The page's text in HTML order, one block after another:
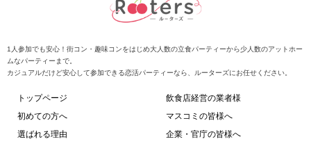
1人参加でも安心！街コン・趣味コンをはじめ大人数の立食パーティーから少人数のアットホー
ムなパーティーまで。
カジュアルだけど安心して参加できる恋活パーティーなら、ルーターズにお任せください。
トップページ
初めての方へ
選ばれる理由
飲食店経営の業者様
マスコミの皆様へ
企業・官庁の皆様へ